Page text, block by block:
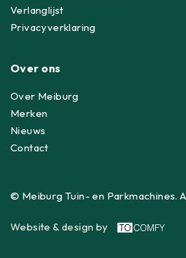
Verlanglijst
Privacyverklaring
Over ons
Over Meiburg
Merken
Nieuws
Contact
© Meiburg Tuin- en Parkmachines.
Website & design by